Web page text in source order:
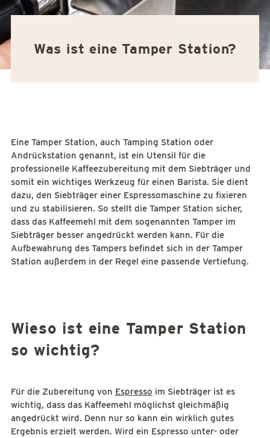
Was ist eine Tamper Station?
Eine Tamper Station, auch Tamping Station oder
Andrückstation genannt, ist ein Utensil für die
professionelle Kaffeezubereitung mit dem Siebträger und
somit ein wichtiges Werkzeug für einen Barista. Sie dient
dazu, den Siebträger einer Espressomaschine zu fixieren
und zu stabilisieren. So stellt die Tamper Station sicher,
dass das Kaffeemehl mit dem sogenannten Tamper im
Siebträger besser angedrückt werden kann. Für die
Aufbewahrung des Tampers befindet sich in der Tamper
Station außerdem in der Regel eine passende Vertiefung.
Wieso ist eine Tamper Station
so wichtig?
Für die Zubereitung von Espresso im Siebträger ist es
wichtig, dass das Kaffeemehl möglichst gleichmäßig
angedrückt wird. Denn nur so kann ein wirklich gutes
Ergebnis erzielt werden. Wird ein Espresso unter- oder